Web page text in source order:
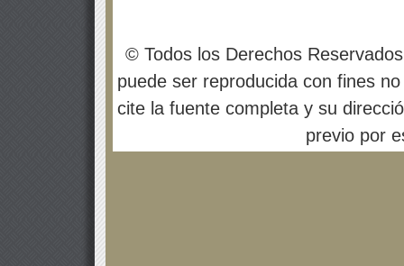
© Todos los Derechos
puede ser reproducida con fines
cite la fuente completa y su
previo por